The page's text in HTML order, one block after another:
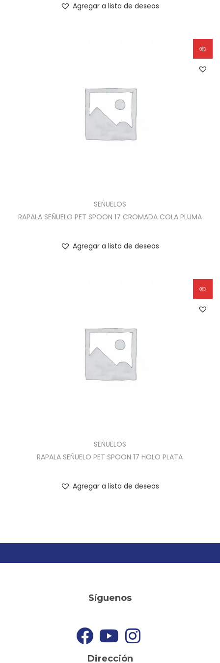
Agregar a lista de deseos
SEÑUELOS
RAPALA SEÑUELO PET SPOON 17 CROMADA COLA PLUMA
Agregar a lista de deseos
SEÑUELOS
RAPALA SEÑUELO PET SPOON 17 HOLO PLATA
Agregar a lista de deseos
Síguenos
Dirección